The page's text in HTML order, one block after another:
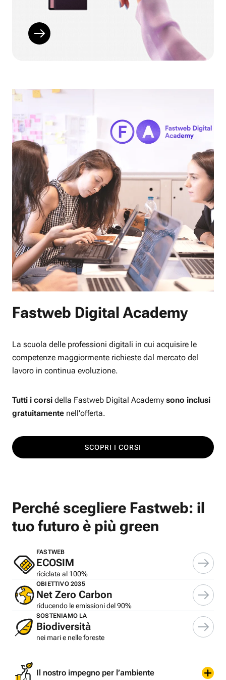
Fastweb Digital Academy
La scuola delle professioni digitali in cui acquisire le
competenze maggiormente richieste dal mercato del
lavoro in continua evoluzione.
Tutti i corsi della Fastweb Digital Academy sono inclusi
gratuitamente nell'offerta.
SCOPRI I CORSI
Perché scegliere Fastweb: il
tuo futuro è più green
FASTWEB
ECOSIM
riciclata al 100%
OBIETTIVO 2035
Net Zero Carbon
riducendo le emissioni del 90%
SOSTENIAMO LA
Biodiversità
nei mari e nelle foreste
Il nostro impegno per l’ambiente